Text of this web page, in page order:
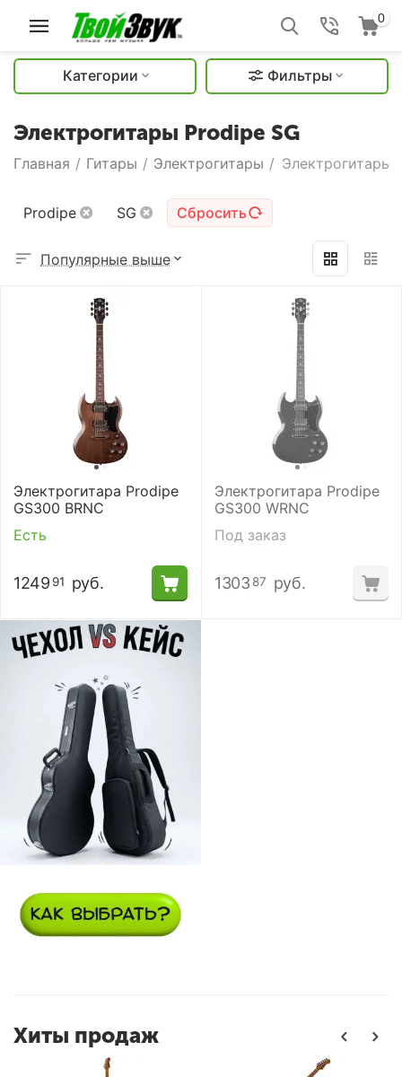
0
Категории Фильтры
Электрогитары Prodipe SG
Главная / Гитары / Электрогитары / Электрогитары
Prodipe SG Сбросить
Популярные выше
Электрогитара Prodipe
GS300 BRNC
Есть
1249 91 руб.
Электрогитара Prodipe
GS300 WRNC
Под заказ
1303 87 руб.
Хиты продаж